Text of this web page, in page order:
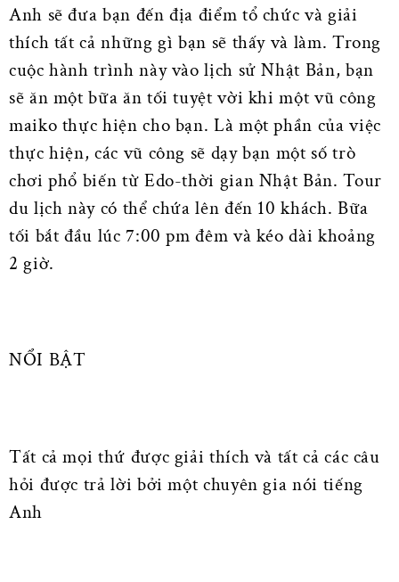
Anh sẽ đưa bạn đến địa điểm tổ chức và giải
thích tất cả những gì bạn sẽ thấy và làm. Trong
cuộc hành trình này vào lịch sử Nhật Bản, bạn
sẽ ăn một bữa ăn tối tuyệt vời khi một vũ công
maiko thực hiện cho bạn. Là một phần của việc
thực hiện, các vũ công sẽ dạy bạn một số trò
chơi phổ biến từ Edo-thời gian Nhật Bản. Tour
du lịch này có thể chứa lên đến 10 khách. Bữa
tối bắt đầu lúc 7:00 pm đêm và kéo dài khoảng
2 giờ.
NỔI BẬT
Tất cả mọi thứ được giải thích và tất cả các câu
hỏi được trả lời bởi một chuyên gia nói tiếng
Anh